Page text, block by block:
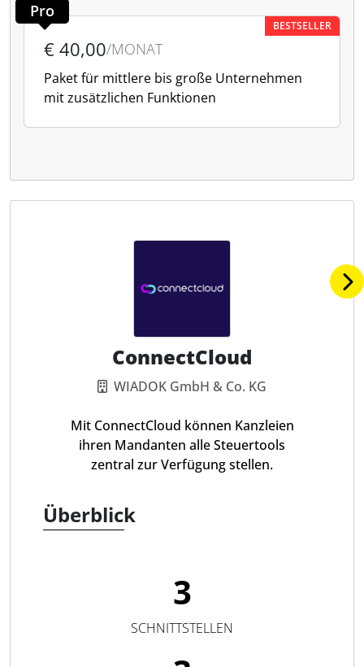
Pro
BESTSELLER
€ 40,00/MONAT
Paket für mittlere bis große Unternehmen
mit zusätzlichen Funktionen
ConnectCloud
WIADOK GmbH & Co. KG
Mit ConnectCloud können Kanzleien
ihren Mandanten alle Steuertools
zentral zur Verfügung stellen.
Überblick
3
SCHNITTSTELLEN